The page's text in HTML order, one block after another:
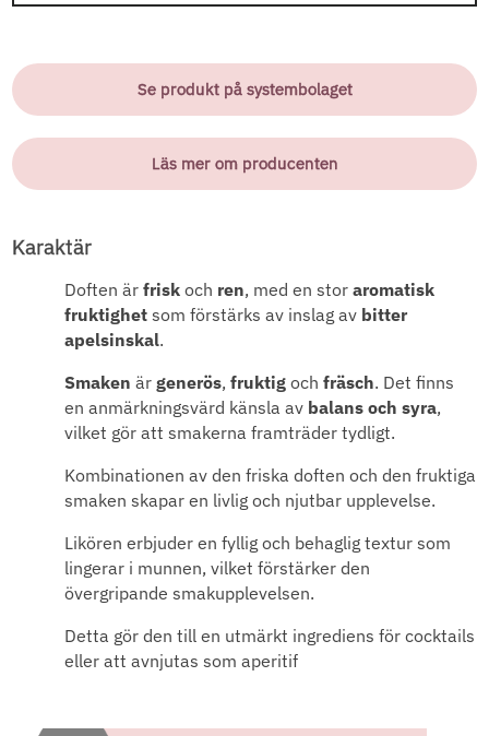
Se produkt på systembolaget
Läs mer om producenten
Karaktär
Doften ärfrisk och ren, med en storaromatisk
fruktighet som förstärks av inslag av bitter
apelsinskal.
Smakenärgenerös,fruktig ochfräsch. Det finns
en anmärkningsvärd känsla av balans och syra,
vilket gör att smakerna framträder tydligt.
Kombinationen av den friska doften och den fruktiga
smaken skapar en livlig och njutbar upplevelse.
Likören erbjuder en fyllig och behaglig textur som
lingerar i munnen, vilket förstärker den
övergripande smakupplevelsen.
Detta gör den till en utmärkt ingrediens för cocktails
eller att avnjutas som aperitif